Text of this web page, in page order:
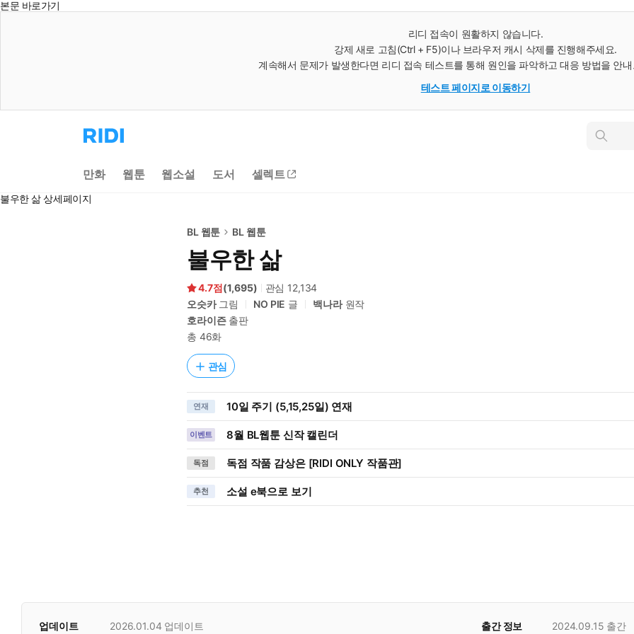
본문 바로가기
리디 접속이 원활하지 않습니다.
강제 새로 고침(Ctrl + F5)이나 브라우저 캐시 삭제를 진행해주세요.
계속해서 문제가 발생한다면 리디 접속 테스트를 통해 원인을 파악하고 대응 방법을 안
테스트 페이지로 이동하기
리
디
으
로
동
인
만화 웹툰 웹소설 도서 셀렉트
불우한 삶 상세페이지
BL 웹툰 BL 웹툰
불우한 삶
4.7 (1,695) 관심 12,134
오슷카그림 NO PIE 글 백나라원작
호라이즌출판
총 46화
관심
연재 10일 주기 (5,15,25일) 연재
이벤트 8월 BL웹툰 신작 캘린더
독점 독점 작품 감상은 [RIDI ONLY 작품관]
추천 소설 e북으로 보기
업데이트 2026.01.04 업데이트 출간 정보 2024.09.15 출간